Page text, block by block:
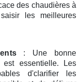
des chaudières à
les meilleures
: Une bonne
est essentielle. Les
d'clarifier les